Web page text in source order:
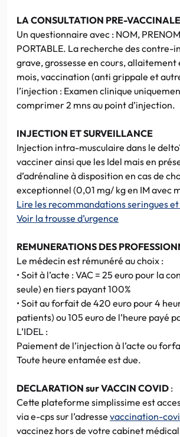
LA CONSULTATION PRE-VACCINALE
Un questionnaire avec : NOM,
PORTABLE. La recherche des contre-
grave, grossesse en cours, allaitement
mois, vaccination (anti grippale et
l’injection : Examen clinique
comprimer 2 mns au point d’injection.
INJECTION ET SURVEILLANCE
Injection intra-musculaire dans le
vacciner ainsi que les Idel mais en
d’adrénaline à disposition en cas de
exceptionnel (0,01 mg/ kg en IM avec
Lire les recommandations seringues
Voir la trousse d’urgence
REMUNERATIONS DES
Le médecin est rémunéré au choix :
• Soit à l’acte : VAC = 25 euro pour la
seule) en tiers payant 100%
• Soit au forfait de 420 euro pour 4
patients) ou 105 euro de l’heure payé
L’IDEL :
Paiement de l’injection à l’acte ou
Toute heure entamée est due.
DECLARATION sur VACCIN COVID :
Cette plateforme simplissime est
via e-cps sur l’adresse vaccination-
vaccinez hors de votre cabinet